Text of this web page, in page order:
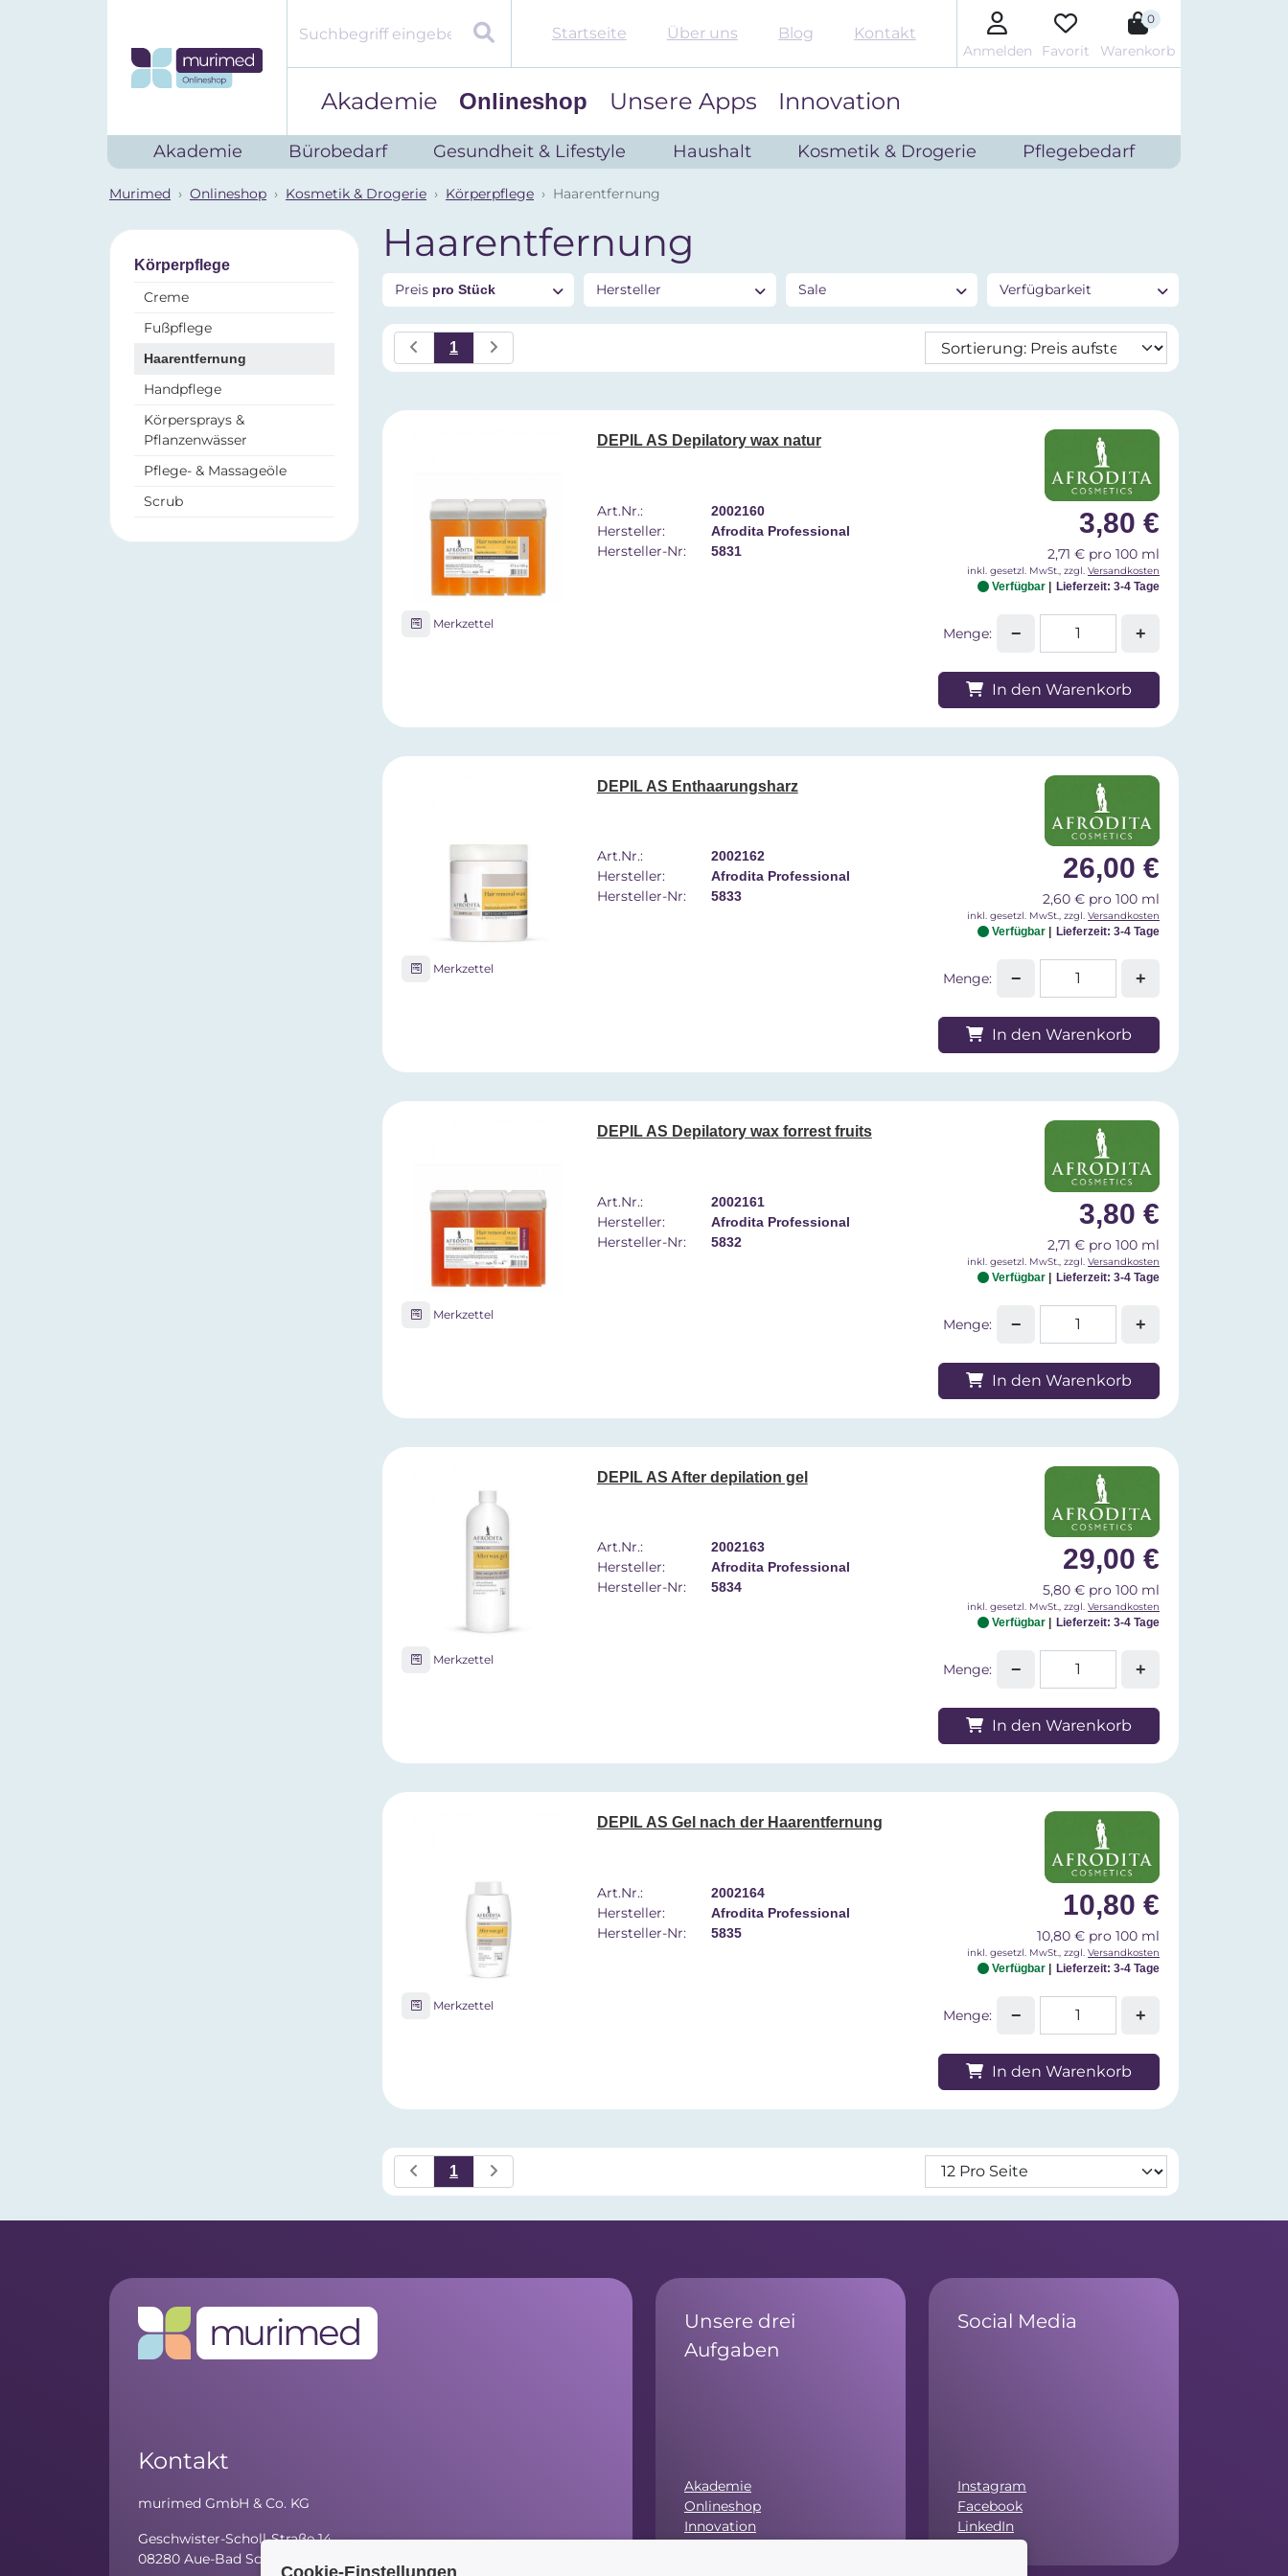
Startseite Über uns Blog Kontakt
Anmelden Favorit
0
Warenkorb
Akademie Onlineshop Unsere Apps Innovation
Akademie Bürobedarf Gesundheit & Lifestyle Haushalt Kosmetik & Drogerie Pflegebedarf
Murimed Onlineshop Kosmetik & Drogerie Körperpflege Haarentfernung
Körperpflege
Creme
Fußpflege
Haarentfernung
Handpflege
Körpersprays &
Pflanzenwässer
Pflege- & Massageöle
Scrub
Haarentfernung
Preis pro Stück Hersteller Sale Verfügbarkeit
1
Merkzettel
DEPIL AS Depilatory wax natur
Art.Nr.: 2002160
Hersteller: Afrodita Professional
Hersteller-Nr: 5831
3,80 €
2,71 € pro 100 ml
inkl. gesetzl. MwSt., zzgl. Versandkosten
Verfügbar Lieferzeit: 3-4 Tage
Menge: − +
In den Warenkorb
Merkzettel
DEPIL AS Enthaarungsharz
Art.Nr.: 2002162
Hersteller: Afrodita Professional
Hersteller-Nr: 5833
26,00 €
2,60 € pro 100 ml
inkl. gesetzl. MwSt., zzgl. Versandkosten
Verfügbar Lieferzeit: 3-4 Tage
Menge: − +
In den Warenkorb
Merkzettel
DEPIL AS Depilatory wax forrest fruits
Art.Nr.: 2002161
Hersteller: Afrodita Professional
Hersteller-Nr: 5832
3,80 €
2,71 € pro 100 ml
inkl. gesetzl. MwSt., zzgl. Versandkosten
Verfügbar Lieferzeit: 3-4 Tage
Menge: − +
In den Warenkorb
Merkzettel
DEPIL AS After depilation gel
Art.Nr.: 2002163
Hersteller: Afrodita Professional
Hersteller-Nr: 5834
29,00 €
5,80 € pro 100 ml
inkl. gesetzl. MwSt., zzgl. Versandkosten
Verfügbar Lieferzeit: 3-4 Tage
Menge: − +
In den Warenkorb
Merkzettel
DEPIL AS Gel nach der Haarentfernung
Art.Nr.: 2002164
Hersteller: Afrodita Professional
Hersteller-Nr: 5835
10,80 €
10,80 € pro 100 ml
inkl. gesetzl. MwSt., zzgl. Versandkosten
Verfügbar Lieferzeit: 3-4 Tage
Menge: − +
In den Warenkorb
1
Kontakt
murimed GmbH & Co. KG
Geschwister-Scholl-Straße 14
08280 Aue-Bad Schlema
Unsere drei
Aufgaben
Akademie
Onlineshop
Innovation
Social Media
Instagram
Facebook
LinkedIn